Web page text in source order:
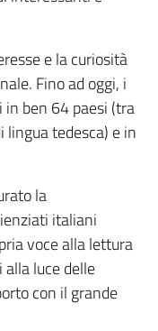
e la curiosità
Fino ad oggi, i
ben 64 paesi (tra
tedesca) e in
la
italiani
voce alla lettura
luce delle
con il grande